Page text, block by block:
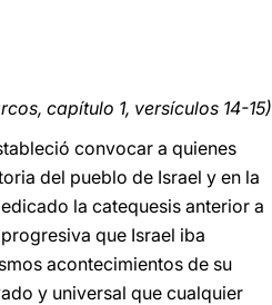
capítulo 1, versículos 14-15)
convocar a quienes
del pueblo de Israel y en la
la catequesis anterior a
que Israel iba
acontecimientos de su
y universal que cualquier